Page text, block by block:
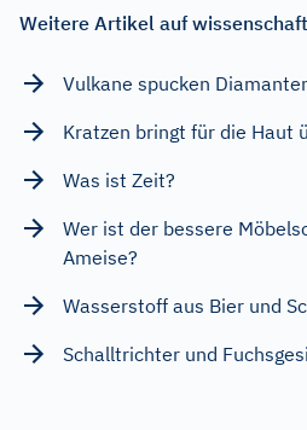
Weitere Artikel auf
Vulkane spucken
Kratzen bringt für die Haut
Was ist Zeit?
Wer ist der bessere
Ameise?
Wasserstoff aus Bier und
Schalltrichter und